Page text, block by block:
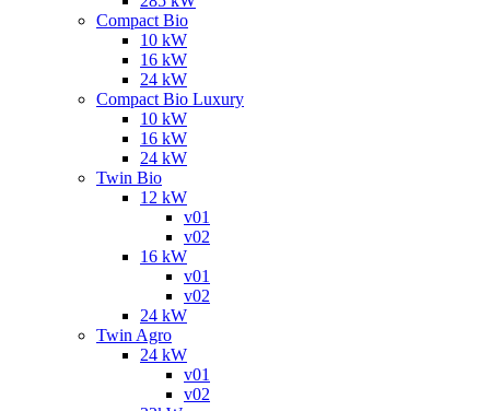
Compact Bio
10 kW
16 kW
24 kW
Compact Bio Luxury
10 kW
16 kW
24 kW
Twin Bio
12 kW
v01
v02
16 kW
v01
v02
24 kW
Twin Agro
24 kW
v01
v02